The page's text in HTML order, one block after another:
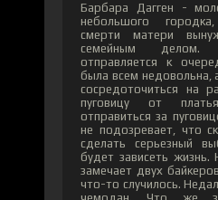
Барбара Дагген -
небольшого
смерти матери
семейным
отправляется к
была всем недовольна,
сосредоточиться на
пуговицу от
отправиться за
не подозревает, что
сделать серьезный
будет зависеть жизнь.
замечает двух
что-то случилось.